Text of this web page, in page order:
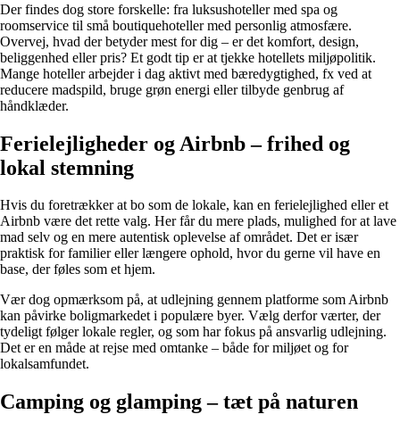
Der findes dog store forskelle: fra luksushoteller med spa og
roomservice til små boutiquehoteller med personlig atmosfære.
Overvej, hvad der betyder mest for dig – er det komfort, design,
beliggenhed eller pris? Et godt tip er at tjekke hotellets miljøpolitik.
Mange hoteller arbejder i dag aktivt med bæredygtighed, fx ved at
reducere madspild, bruge grøn energi eller tilbyde genbrug af
håndklæder.
Ferielejligheder og Airbnb – frihed og
lokal stemning
Hvis du foretrækker at bo som de lokale, kan en ferielejlighed eller et
Airbnb være det rette valg. Her får du mere plads, mulighed for at lave
mad selv og en mere autentisk oplevelse af området. Det er især
praktisk for familier eller længere ophold, hvor du gerne vil have en
base, der føles som et hjem.
Vær dog opmærksom på, at udlejning gennem platforme som Airbnb
kan påvirke boligmarkedet i populære byer. Vælg derfor værter, der
tydeligt følger lokale regler, og som har fokus på ansvarlig udlejning.
Det er en måde at rejse med omtanke – både for miljøet og for
lokalsamfundet.
Camping og glamping – tæt på naturen